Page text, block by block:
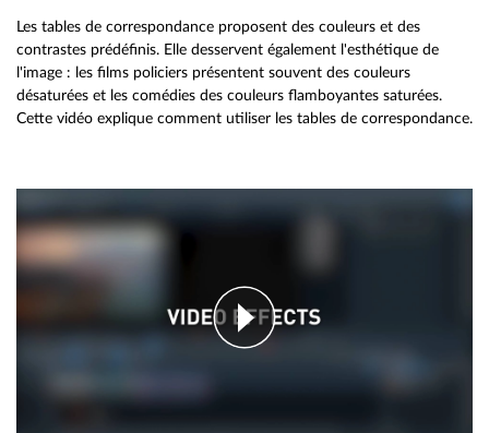
Les tables de correspondance proposent des couleurs et des
contrastes prédéfinis. Elle desservent également l'esthétique de
l'image : les films policiers présentent souvent des couleurs
désaturées et les comédies des couleurs flamboyantes saturées.
Cette vidéo explique comment utiliser les tables de correspondance.